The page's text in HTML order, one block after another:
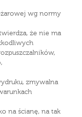
wg normy
że nie ma
zmywalna
na ścianę, na tak